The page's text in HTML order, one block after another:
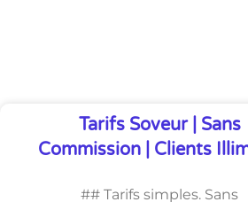
Tarifs Soveur | Sans
Commission | Clients
## Tarifs simples. Sans